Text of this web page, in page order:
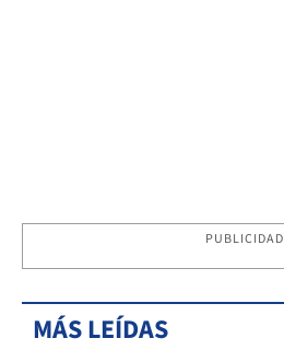
PUBLICIDAD
MÁS LEÍDAS